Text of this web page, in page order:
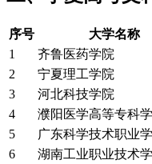
序号 大学名称
1
齐鲁医药学院
2
宁夏理工学院
3
河北科技学院
4
濮阳医学高等专科
5
广东科学技术职业
6
湖南工业职业技术